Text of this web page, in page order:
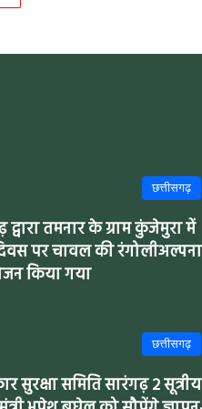
छत्तीसगढ़
तमनार के ग्राम कुंजेमुरा में
पर चावल की रंगोलीअल्पना
किया गया
छत्तीसगढ़
सुरक्षा समिति सारंगढ़ 2 सूत्रीय